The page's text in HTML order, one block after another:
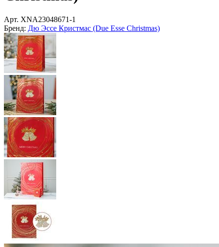
Арт. XNA23048671-1
Бренд: Дю Эссе Кристмас (Due Esse Christmas)